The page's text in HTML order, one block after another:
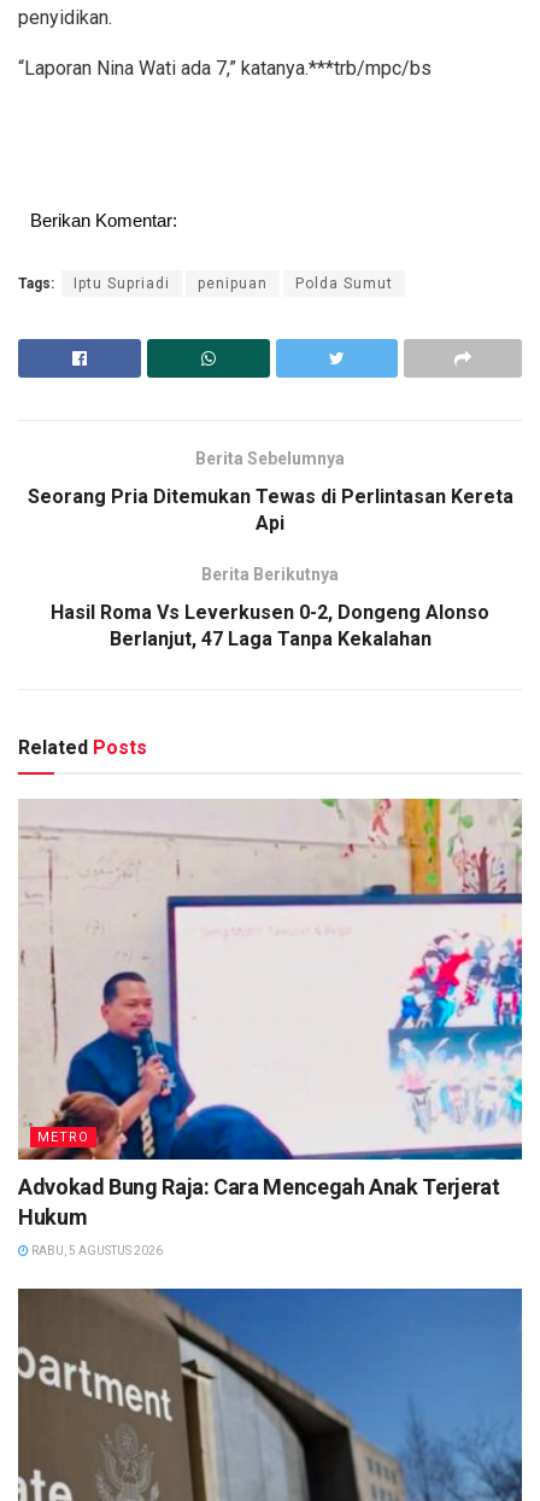
penyidikan.
“Laporan Nina Wati ada 7,” katanya.***trb/mpc/bs
Berikan Komentar:
Tags: Iptu Supriadi penipuan Polda Sumut
Berita Sebelumnya
Seorang Pria Ditemukan Tewas di Perlintasan Kereta
Api
Berita Berikutnya
Hasil Roma Vs Leverkusen 0-2, Dongeng Alonso
Berlanjut, 47 Laga Tanpa Kekalahan
Related Posts
METRO
Advokad Bung Raja: Cara Mencegah Anak Terjerat
Hukum
RABU, 5 AGUSTUS 2026